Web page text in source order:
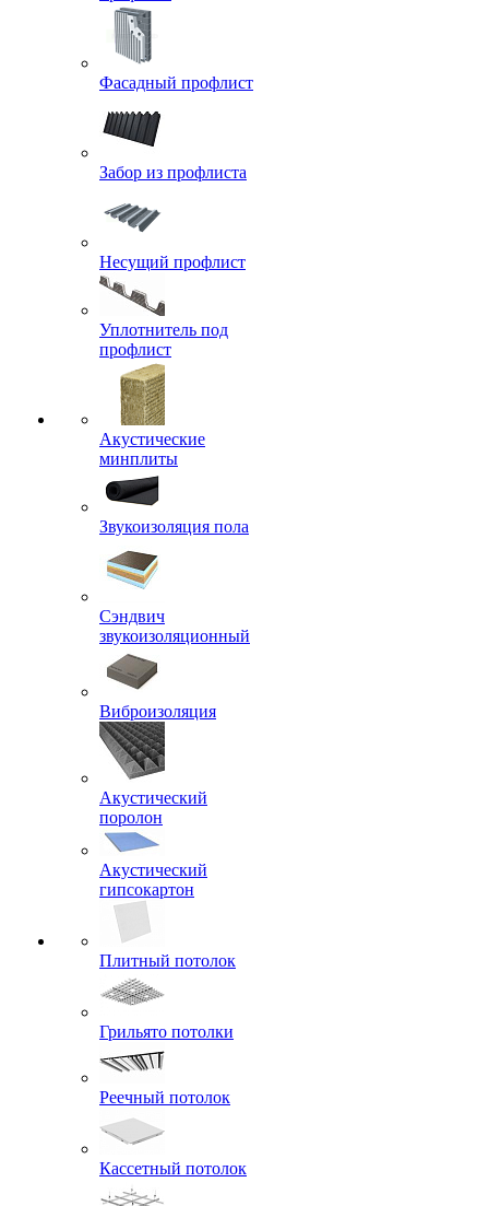
Фасадный профлист
Забор из профлиста
Несущий профлист
Уплотнитель под
профлист
Акустические
минплиты
Звукоизоляция пола
Сэндвич
звукоизоляционный
Виброизоляция
Акустический
поролон
Акустический
гипсокартон
Плитный потолок
Грильято потолки
Реечный потолок
Кассетный потолок